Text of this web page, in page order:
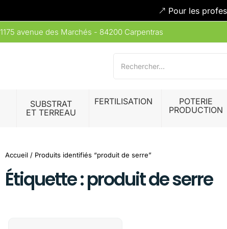
Pour les
1175 avenue des Marchés - 84200 Carpentras
SUBSTRAT
ET TERREAU
FERTILISATION
POTERIE
PRODUCTION
Accueil / Produits identifiés “produit de serre”
Étiquette : produit de serre